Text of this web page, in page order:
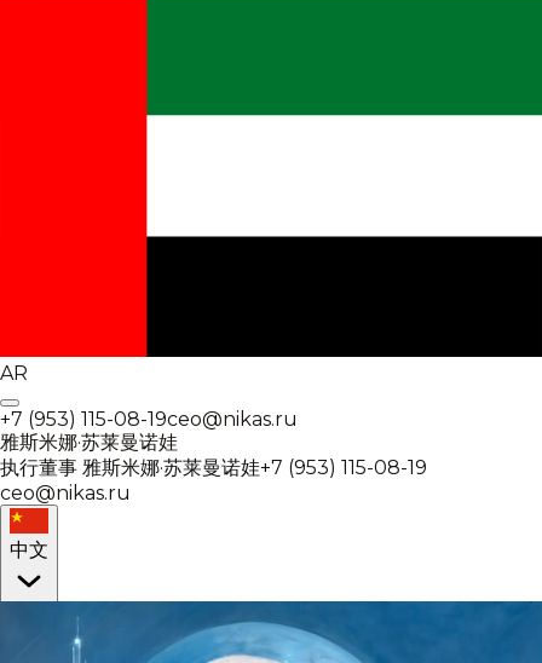
AR
+7 (953) 115-08-19ceo@nikas.ru
雅斯米娜·苏莱曼诺娃
执行董事 雅斯米娜·苏莱曼诺娃+7 (953) 115-08-19
ceo@nikas.ru
中文